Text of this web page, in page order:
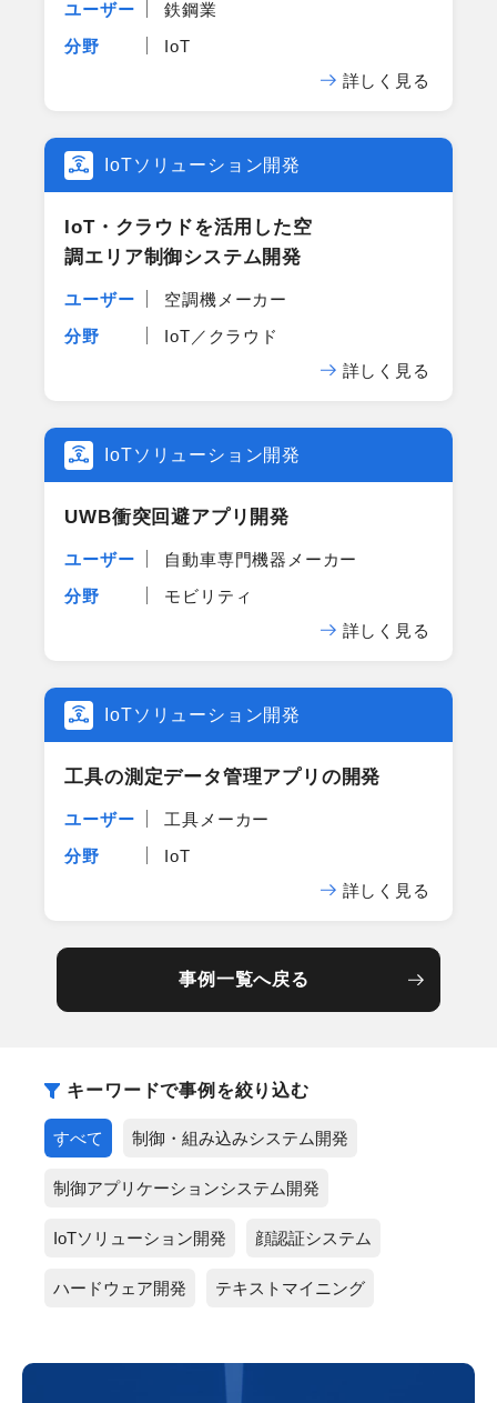
ユーザー
鉄鋼業
分野
IoT
詳しく見る
IoTソリューション開発
IoT・クラウドを​活用した​空​
調エリア制御システム開発
ユーザー
空調機メーカー
分野
IoT／クラウド
詳しく見る
IoTソリューション開発
UWB衝突回避アプリ開発
ユーザー
自動車専門機器メーカー
分野
モビリティ
詳しく見る
IoTソリューション開発
工具の​測定データ管理アプリの​開発
ユーザー
工具メーカー
分野
IoT
詳しく見る
事例一覧へ戻る
キーワードで事例を絞り込む
すべて 制御・組み込みシステム開発
制御アプリケーションシステム開発
IoTソリューション開発 顔認証システム
ハードウェア開発 テキストマイニング